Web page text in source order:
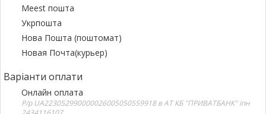
Meest пошта
Укрпошта
Нова Пошта (поштомат)
Новая Почта(курьер)
Варіанти оплати
Онлайн оплата
Р/р UA223052990000026005050559918 в АТ КБ "ПРИВАТБАНК" іпн